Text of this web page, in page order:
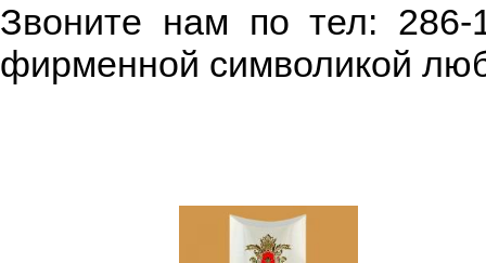
Звоните нам по тел:
фирменной символикой